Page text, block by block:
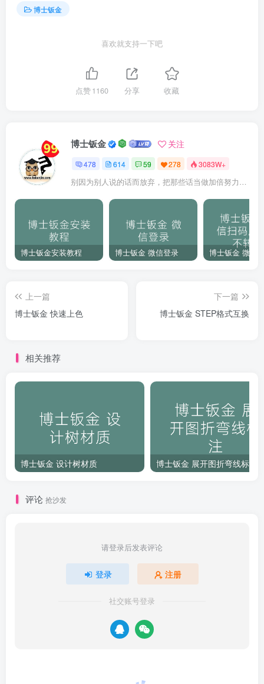
博士钣金
喜欢就支持一下吧
点赞1160 分享 收藏
博士钣金 关注
478 614 59 278 3083W+
别因为别人说的话而放弃，把那些话当做加倍努力的动力
博士钣金安装教程 博士钣金 微信登录
上一篇
博士钣金 快速上色
下一篇
博士钣金 STEP格式互换
相关推荐
博士钣金 设计树材质 博士钣金 展开图折弯线标注
评论 抢沙发
请登录后发表评论
登录 注册
社交账号登录